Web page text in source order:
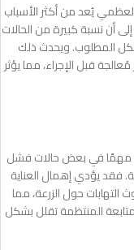
يُعد من أكثر الأسباب
أن نسبة كبيرة من الحالات
المطلوب. ويحدث ذلك
قبل الإجراء، مما يؤثر
مهمًا في بعض حالات فشل
فقد يؤدي إهمال العناية
التهابات حول الزرعة، مما
المنتظمة تقلل بشكل